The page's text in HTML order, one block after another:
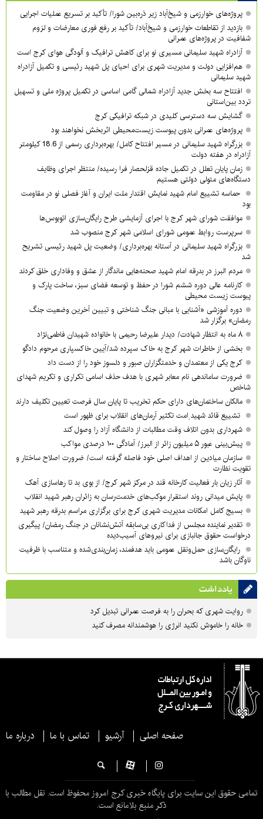
پروژه‌های خوارزمی و شیخ‌آباد زیر ذره‌بین شورا/ تأکید بر تسریع عملیات اجرایی
بازدید از تقاطعات خوارزمی و شیخ‌آباد/ تأکید بر رفع فوری معارضات و لزوم
شفافیت در پروژه‌های عمرانی
آزادراه شهید سلیمانی مسیری نو برای کاهش ترافیک و آلودگی هوای کرج است
هم‌افزایی دولت و مدیریت شهری برای احیای پل شهید رئیسی و تکمیل آزادراه
شهید سلیمانی
افتتاح سه بخش جدید آزادراه شمالی گامی اساسی در تکمیل پروژه ملی و تسهیل
تردد بین‌استانی
گشایش سه دسترسی کلیدی در شبکه ترافیکی کرج
پروژه‌های عمرانی بدون پیوست زیست‌محیطی اثربخش نخواهند بود
بزرگراه شهید سلیمانی در مسیر افتتاح کامل/ بهره‌برداری رسمی از 18.6 کیلومتر
آزادراه در هفته دولت
زمان پایان تعلل در تکمیل جاده قزلحصار فرا رسیده/ منتظر اجرای وظایف
دستگاه‌های متولی دولتی هستیم
حماسه تشییع امام شهید نمایش اقتدار ملت ایران و آغاز فصلی نو در مقاومت
بود
موافقت شورای شهر کرج با اجرای آزمایشی طرح رایگان‌سازی اتوبوس‌ها
سرپرست روابط عمومی شورای اسلامی شهر کرج منصوب شد
بزرگراه شهید سلیمانی در آستانه بهره‌برداری/ وضعیت پل شهید رئیسی تشریح
شد
مردم البرز در بدرقه امام شهید صحنه‌هایی ماندگار از عشق و وفاداری خلق کردند
کارنامه عالی دوره ششم شورا در حفظ و توسعه فضای سبز، ساخت پارک و
پیوست زیست محیطی
دوره آموزشی «آشنایی با مبانی جنگ شناختی و تبیین آخرین وضعیت جنگ
رمضان» برگزار شد
۸ ماه به انتظار شهادت/ دیدار علیرضا رحیمی با خانواده شهیدان فاطمی‌نژاد
بخشی از خاطرات شهر کرج به خاک سپرده شد/آیین خاکسپاری مرحوم دادگو
کرج یکی از معتمدان و خدمتگزاران صبور و دلسوز خود را از دست داد
ضرورت ساماندهی نام‌ معابر شهری با هدف حذف اسامی تکراری و تکریم شهدای
شاخص
مالکان ساختمان‌های دارای حکم تخریب تا پایان سال فرصت تعیین تکلیف دارند
تشییع قائد شهید ِامت تکثیر آرمان‌های انقلاب برای ظهور است
شهرداری بدون اتلاف وقت مطالبات از دانشگاه آزاد را وصول کند
پیش‌بینی عبور ۵ میلیون زائر از البرز/ آمادگی ۱۰۰ درصدی مواکب
سازمان میادین از اهداف اصلی خود فاصله گرفته است/ ضرورت اصلاح ساختار و
تقویت نظارت
آثار زیان بار فعالیت کارخانه قند در مرکز شهر کرج/ از بوی بد تا رهاسازی آهک
پایش میدانی روند استقرار موکب‌های خدمت‌رسان به زائران رهبر شهید انقلاب
بسیج کامل امکانات مدیریت شهری کرج برای برگزاری مراسم بدرقه رهبر شهید
تقدیر نماینده مجلس از فداکاری بی‌سابقه آتش‌نشانان در جنگ رمضان/ پیگیری
درخواست حقوق جانبازی برای نیروهای آسیب‌دیده
رایگان‌سازی حمل‌ونقل عمومی باید هدفمند، زمان‌بندی‌شده و متناسب با ظرفیت
ناوگان باشد
یادداشت
روایت شهری که بحران را به فرصت عمرانی تبدیل کرد
خانه را خاموش نکنید انرژی را هوشمندانه مصرف کنید
صفحه اصلی آرشیو تماس با ما درباره ما
تمامی حقوق این سایت برای پایگاه خبری کرج امروز محفوظ است. نقل مطالب با
ذکر منبع بلامانع است.